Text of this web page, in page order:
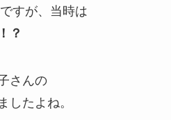
すが、当時は
？
さんの
したよね。